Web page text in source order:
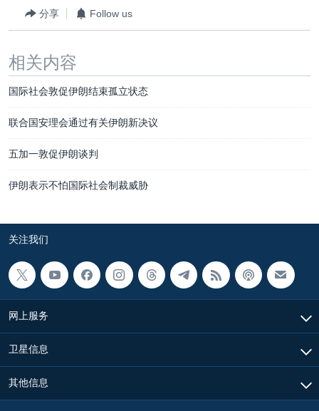
关注西藏
关注新疆
GEN Z 看美国
分享 Follow us
相关内容
国际社会敦促伊朗结束孤立状态
联合国安理会通过有关伊朗新决议
五加一敦促伊朗谈判
伊朗表示不怕国际社会制裁威胁
关注我们
网上服务
卫星信息
其他信息